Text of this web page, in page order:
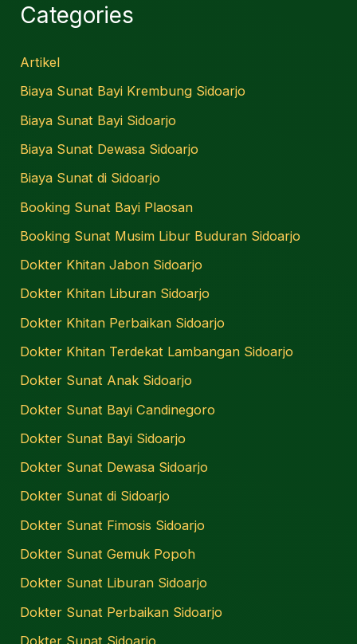
Categories
Artikel
Biaya Sunat Bayi Krembung Sidoarjo
Biaya Sunat Bayi Sidoarjo
Biaya Sunat Dewasa Sidoarjo
Biaya Sunat di Sidoarjo
Booking Sunat Bayi Plaosan
Booking Sunat Musim Libur Buduran Sidoarjo
Dokter Khitan Jabon Sidoarjo
Dokter Khitan Liburan Sidoarjo
Dokter Khitan Perbaikan Sidoarjo
Dokter Khitan Terdekat Lambangan Sidoarjo
Dokter Sunat Anak Sidoarjo
Dokter Sunat Bayi Candinegoro
Dokter Sunat Bayi Sidoarjo
Dokter Sunat Dewasa Sidoarjo
Dokter Sunat di Sidoarjo
Dokter Sunat Fimosis Sidoarjo
Dokter Sunat Gemuk Popoh
Dokter Sunat Liburan Sidoarjo
Dokter Sunat Perbaikan Sidoarjo
Dokter Sunat Sidoarjo